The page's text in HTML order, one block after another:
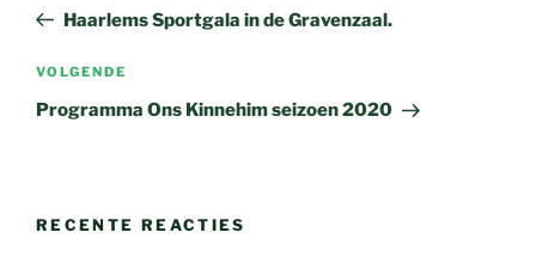
berichtHaarlems Sportgala in de Gravenzaal.
Volgend
bericht
VOLGENDE
Programma Ons Kinnehim seizoen 2020
RECENTE REACTIES